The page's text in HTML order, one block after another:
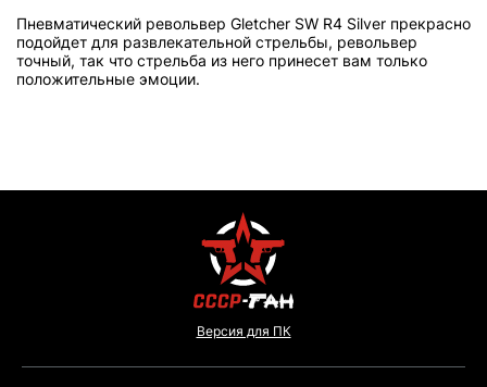
Пневматический револьвер Gletcher SW R4 Silver прекрасно
подойдет для развлекательной стрельбы, револьвер
точный, так что стрельба из него принесет вам только
положительные эмоции.
Версия для ПК